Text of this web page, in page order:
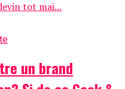
tot mai...
un brand